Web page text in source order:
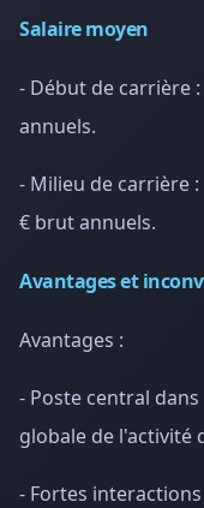
Salaire moyen
- Début de carrière
annuels.
- Milieu de carrière
€ brut annuels.
Avantages et
Avantages :
- Poste central
globale de l'activité
- Fortes